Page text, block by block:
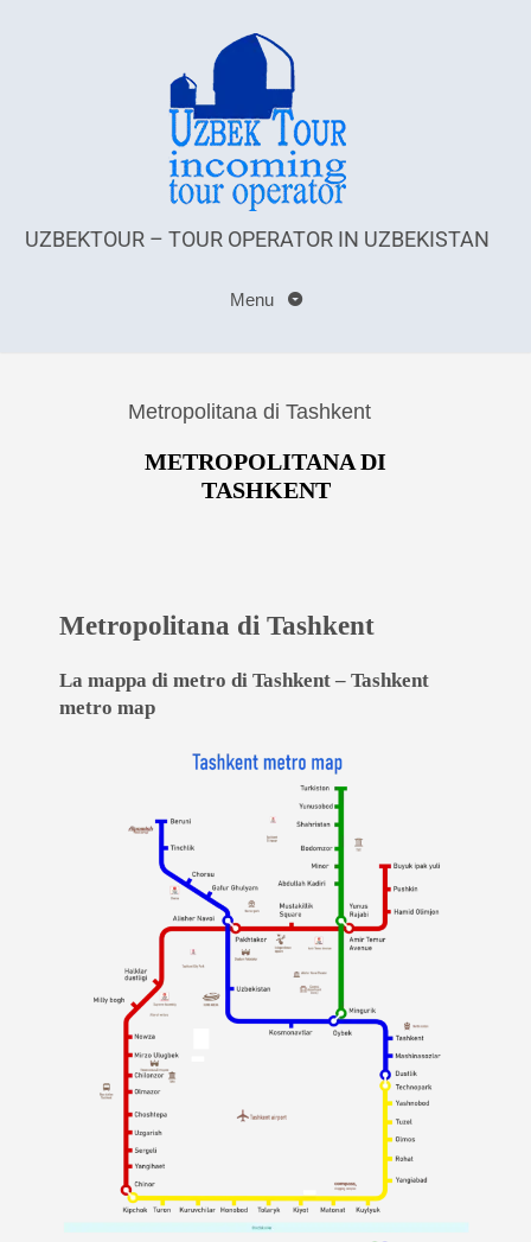
UZBEKTOUR – TOUR OPERATOR IN UZBEKISTAN
Menu
Metropolitana di Tashkent
METROPOLITANA DI
TASHKENT
Metropolitana di Tashkent
La mappa di metro di Tashkent – Tashkent
metro map